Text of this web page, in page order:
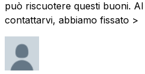
può riscuotere questi buoni.
contattarvi, abbiamo fissato >